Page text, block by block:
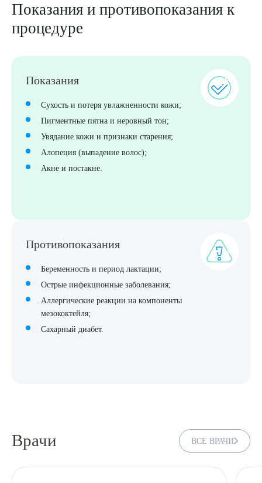
Показания и противопоказания к
процедуре
Показания
Сухость и потеря увлажненности кожи;
Пигментные пятна и неровный тон;
Увядание кожи и признаки старения;
Алопеция (выпадение волос);
Акне и постакне.
Противопоказания
Беременность и период лактации;
Острые инфекционные заболевания;
Аллергические реакции на компоненты
мезококтейля;
Сахарный диабет.
Врачи ВСЕ ВРАЧИ